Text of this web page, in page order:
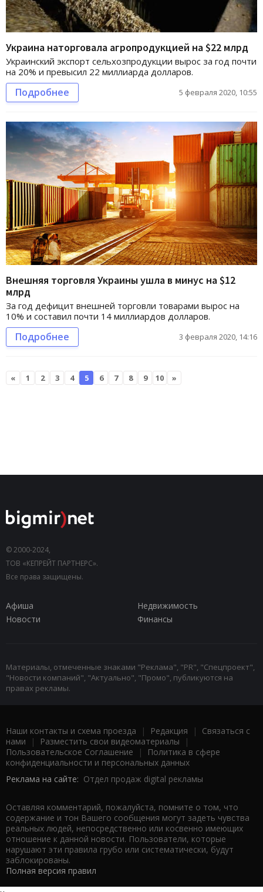
Украина наторговала агропродукцией на $22 млрд
Украинский экспорт сельхозпродукции вырос за год почти
на 20% и превысил 22 миллиарда долларов.
Подробнее 5 февраля 2020, 10:55
Внешняя торговля Украины ушла в минус на $12
млрд
За год дефицит внешней торговли товарами вырос на
10% и составил почти 14 миллиардов долларов.
Подробнее 3 февраля 2020, 14:16
« 1 2 3 4 5 6 7 8 9 10 »
© 2000-2024,
ТОВ «КЕПРЕЙТ ПАРТНЕРС».
Все права защищены.
Афиша
Недвижимость
Новости
Финансы
Материалы, отмеченные знаками "Реклама", "PR", "Спецпроект",
"Новости компаний", "Актуально", "Промо", публикуются на
правах рекламы.
Наши контакты и схема проезда | Редакция | Связаться с
нами | Разместить свои видеоматериалы |
Пользовательское Соглашение |
Политика в сфере
конфиденциальности и персональных данных
Реклама на сайте: Отдел продаж digital рекламы
Оставляя комментарий, пожалуйста, помните о том, что
содержание и тон Вашего сообщения могут задеть чувства
реальных людей, непосредственно или косвенно имеющих
отношение к данной новости. Пользователи, которые
нарушают эти правила грубо или систематически, будут
заблокированы.
Полная версия правил